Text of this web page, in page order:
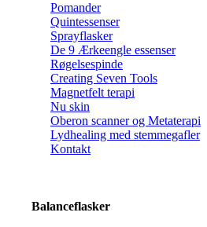
Pomander
Quintessenser
Sprayflasker
De 9 Ærkeengle essenser
Røgelsespinde
Creating Seven Tools
Magnetfelt terapi
Nu skin
Oberon scanner og Metaterapi
Lydhealing med stemmegafler
Kontakt
Balanceflasker